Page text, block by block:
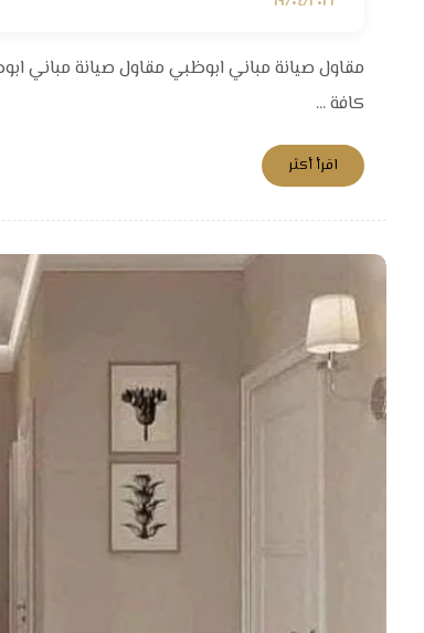
مقاول صيانة مباني ابوظبي مقاول صيانة مباني
كافة ...
اقرأ أكثر